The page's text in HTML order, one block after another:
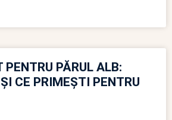
PĂRUL ALB:
CE PRIMEȘTI PENTRU